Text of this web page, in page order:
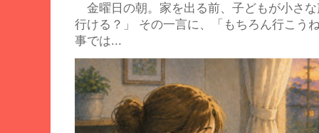
金曜日の朝。家を出る前、子どもが小さ
行ける？」 その一言に、「もちろん行こ
事では...